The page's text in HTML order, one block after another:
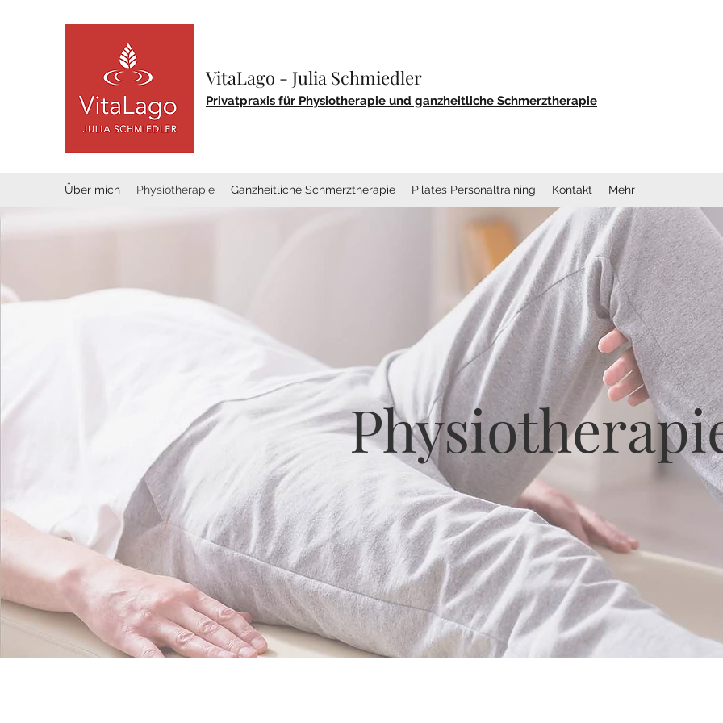
VitaLago - Julia Schmiedler
Privatpraxis für Physiotherapie und ganzheitliche Schmerztherapie
Über mich Physiotherapie Ganzheitliche Schmerztherapie Pilates Personaltraining Kontakt Mehr